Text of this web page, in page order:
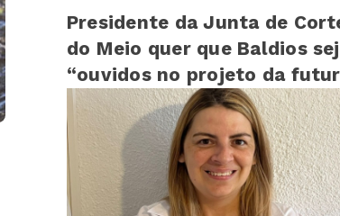
Presidente da Junta de
do Meio quer que Baldios
“ouvidos no projeto da
Barragem”